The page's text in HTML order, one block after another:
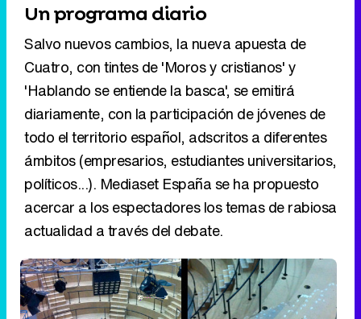
Un programa diario
Salvo nuevos cambios, la nueva apuesta de
Cuatro, con tintes de 'Moros y cristianos' y
'Hablando se entiende la basca', se emitirá
diariamente, con la participación de jóvenes de
todo el territorio español, adscritos a diferentes
ámbitos (empresarios, estudiantes universitarios,
políticos...). Mediaset España se ha propuesto
acercar a los espectadores los temas de rabiosa
actualidad a través del debate.